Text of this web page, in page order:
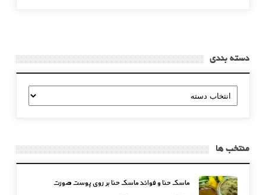
دسته بندی
دسته
بندی
منتخب ها
ماسک حنا و فوائد ماسک حنا بر روی پوست صورت